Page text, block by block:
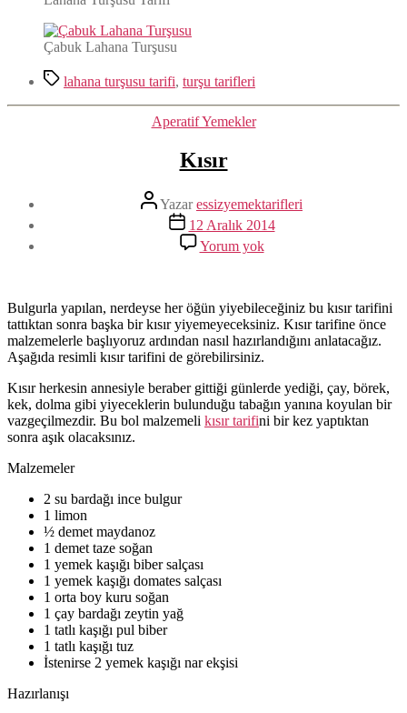
Çabuk Lahana Turşusu
Etiketler
lahana turşusu tarifi, turşu tarifleri
Kategoriler
Aperatif Yemekler
Kısır
Yazının
yazarı
Yazaressizyemektarifleri
Yazı
tarihi
12 Aralık 2014
Yorum yokKısır
Bulgurla yapılan, nerdeyse her öğün yiyebileceğiniz bu kısır tarifini
tattıktan sonra başka bir kısır yiyemeyeceksiniz. Kısır tarifine önce
malzemelerle başlıyoruz ardından nasıl hazırlandığını anlatacağız.
Aşağıda resimli kısır tarifini de görebilirsiniz.
Kısır herkesin annesiyle beraber gittiği günlerde yediği, çay, börek,
kek, dolma gibi yiyeceklerin bulunduğu tabağın yanına koyulan bir
vazgeçilmezdir. Bu bol malzemeli kısır tarifini bir kez yaptıktan
sonra aşık olacaksınız.
Malzemeler
2 su bardağı ince bulgur
1 limon
½ demet maydanoz
1 demet taze soğan
1 yemek kaşığı biber salçası
1 yemek kaşığı domates salçası
1 orta boy kuru soğan
1 çay bardağı zeytin yağ
1 tatlı kaşığı pul biber
1 tatlı kaşığı tuz
İstenirse 2 yemek kaşığı nar ekşisi
Hazırlanışı